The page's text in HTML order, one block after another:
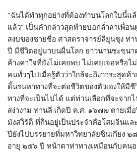
“ฉันได้ทำทุกอย่างที่ต้องทำบนโลกใบนี้แ
แล้ว” เป็นคำกล่าวสุดท้ายบอกล่ำลาเพื่อ
สงบของชายชื่อ ศาสตราจารย์ลียุนชุง ท่
ปี มีชีวิตอยู่มาบนผื่นโลก ยาวนานซะขนา
ค้างคาใจที่ยังไม่เคยพบ ไม่เคยเจอหรือ
คนทั่วๆไปเมื่อรู้ตัวว่าใกล้จะถึงวาระสุดท้
ดิ้นรนหาทางที่จะต่อชีวิตของตัวเองให้มี
ทางที่จะเป็นไปได้ แต่ท่านเลือกที่จะจาก
สง่างาม ท่านลี เกิดปี ค.ศ. ๑๖๗๗ ตายเมื่
มังสวิรัติ ที่กินอยู่เป็นประจำคือโสมจีนแ
ปียังไปบรรยายที่มหาวิทยาลัยซินเกียง ๒
อายุ ๒๕๖ ปี หน้าตาท่าทางเหมือนกับคน